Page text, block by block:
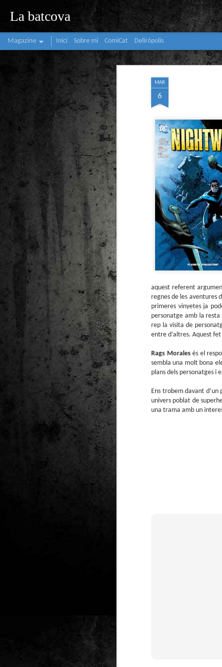
MAR
6
aquest referent
regnes de les aventures
primeres vinyetes ja
personatge amb la
rep la visita de
entre d’altres. Aquest
Rags Moralesés el
sembla una molt bona
plans dels personatges i
Ens trobem davant
univers poblat de
una trama amb un
La batcova
Magazine Inici Sobre mi ComiCat Delirópolis
DEC
24
lectures al club de lectura de còmics